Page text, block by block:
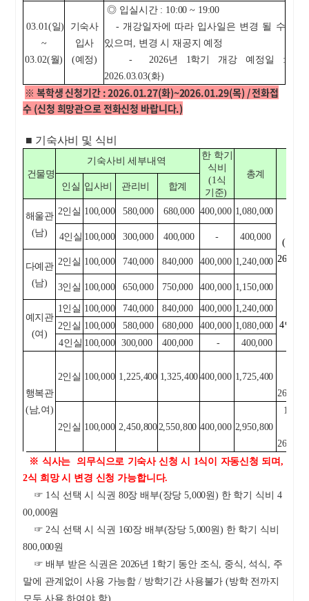
03.01(일)
~
03.02(월)
기숙사
입사
(예정)
◎ 입실시간 : 10:00 ~ 19:00
- 개강일자에 따라 입사일은 변경 될 수
있으며, 변경 시 재공지 예정
- 2026년 1학기 개강 예정일 :
2026.03.03(화)
※ 복학생 신청기간 : 2026.01.27(화)~2026.01.29(목) / 전화접
수 (신청 희망관으로 전화신청 바랍니다.)
■ 기숙사비 및 식비
건물명
기숙사비 세부내역
한 학기
식비
(1식
기준)
총계
인실 입사비 관리비 합계
해울관
(남)
2인실 100,000 580,000 680,000 400,000 1,080,000
(입사
26.3.1(
4인실
4인실 100,000 300,000 400,000 - 400,000
다예관
(남)
2인실 100,000 740,000 840,000 400,000 1,240,000
3인실 100,000 650,000 750,000 400,000 1,150,000
예지관
(여)
1인실 100,000 740,000 840,000 400,000 1,240,000
2인실 100,000 580,000 680,000 400,000 1,080,000
4인실 100,000 300,000 400,000 - 400,000
행복관
(남,여)
2인실 100,000 1,225,400 1,325,400 400,000 1,725,400
26.3.1(
2인실 100,000 2,450,8002,550,800 400,000 2,950,800
12개
26.3.1(
※ 식사는 의무식으로 기숙사 신청 시 1식이 자동신청 되며,
2식 희망 시 변경 신청 가능합니다.
☞ 1식 선택 시 식권 80장 배부(장당 5,000원) 한 학기 식비 4
00,000원
☞ 2식 선택 시 식권 160장 배부(장당 5,000원) 한 학기 식비
800,000원
☞ 배부 받은 식권은 2026년 1학기 동안 조식, 중식, 석식, 주
말에 관계없이 사용 가능함 / 방학기간 사용불가 (방학 전까지
모두 사용 하여야 함)